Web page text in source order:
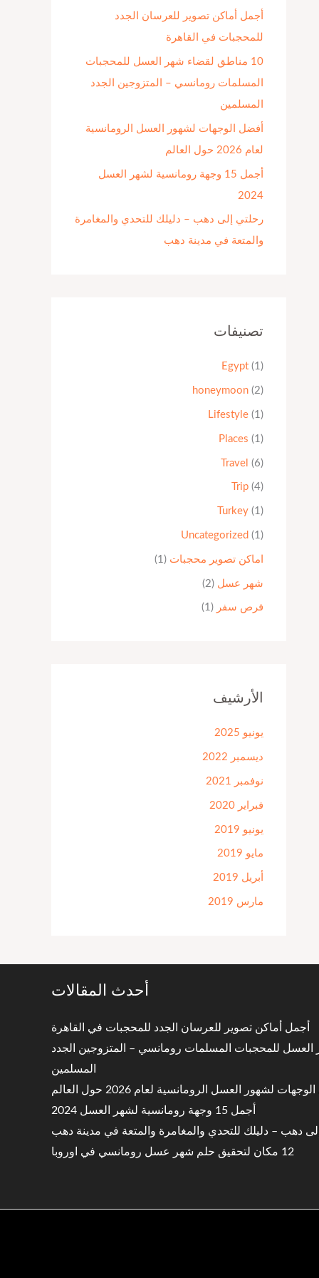
ن
:
أجمل أماكن تصوير للعرسان الجدد
للمحجبات في القاهرة
10 مناطق لقضاء شهر العسل للمحجبات
المسلمات رومانسي – المتزوجين الجدد
المسلمين
أفضل الوجهات لشهور العسل الرومانسية
لعام 2026 حول العالم
أجمل 15 وجهة رومانسية لشهر العسل
2024
رحلتي إلى دهب – دليلك للتحدي والمغامرة
والمتعة في مدينة دهب
تصنيفات
Egypt (1)
honeymoon (2)
Lifestyle (1)
Places (1)
Travel (6)
Trip (4)
Turkey (1)
Uncategorized (1)
اماكن تصوير محجبات (1)
شهر عسل (2)
فرص سفر (1)
الأرشيف
يونيو 2025
ديسمبر 2022
نوفمبر 2021
فبراير 2020
يونيو 2019
مايو 2019
أبريل 2019
مارس 2019
أحدث المقالات
أجمل أماكن تصوير للعرسان الجدد للمحجبات في القاهرة
العسل للمحجبات المسلمات رومانسي – المتزوجين الجدد
المسلمين
لشهور العسل الرومانسية لعام 2026 حول العالم
أجمل 15 وجهة رومانسية لشهر العسل 2024
دهب – دليلك للتحدي والمغامرة والمتعة في مدينة دهب
12 مكان لتحقيق حلم شهر عسل رومانسي في اوروبا